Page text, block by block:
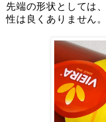
先端の形状としては
性は良くありません。